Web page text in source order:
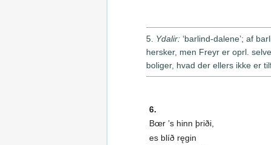
5. Ydalir: ‘barlind-dalene’; af
hersker, men Freyr er oprl.
boliger, hvad der ellers ikke er
6.
Bœr ’s hinn þriði,
es blíð ręgin